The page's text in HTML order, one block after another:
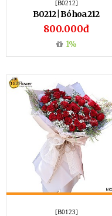
[B0212]
B0212 | Bó hoa 212
800.000đ
1%
[B0123]